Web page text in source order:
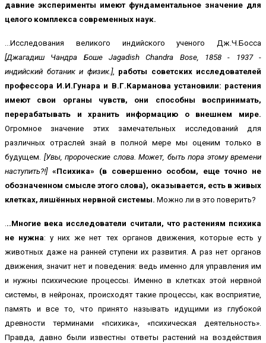
давние эксперименты имеют фундаментальное значение для
целого комплекса современных наук.
…Исследования великого индийского ученого Дж.Ч.Босса
[Джагадиш Чандра Боше Jagadish Chandra Bose, 1858 - 1937 -
индийский ботаник и физик.], работы советских исследователей
профессора И.И.Гунара и В.Г.Карманова установили: растения
имеют свои органы чувств, они способны воспринимать,
перерабатывать и хранить информацию о внешнем мире.
Огромное значение этих замечательных исследований для
различных отраслей знай в полной мере мы оценим только в
будущем. [Увы, пророческие слова. Может, быть пора этому времени
наступить?!] «Психика» (в совершенно особом, еще точно не
обозначенном смысле этого слова), оказывается, есть в живых
клетках, лишённых нервной системы. Можно ли в это поверить?
...Многие века исследователи считали, что растениям психика
не нужна: у них же нет тех органов движения, которые есть у
животных даже на ранней ступени их развития. А раз нет органов
движения, значит нет и поведения: ведь именно для управления им
и нужны психические процессы. Именно в клетках этой нервной
системы, в нейронах, происходят такие процессы, как восприятие,
память и все то, что принято называть идущими из глубокой
древности терминами «психика», «психическая деятельность».
Правда, давно были известны ответы растений на воздействия